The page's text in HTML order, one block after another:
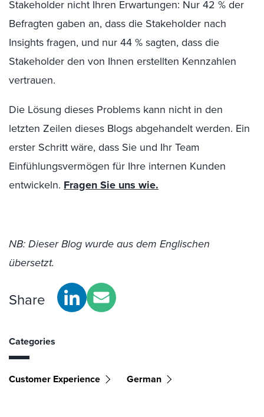
Stakeholder nicht Ihren Erwartungen: Nur 42 % der
Befragten gaben an, dass die Stakeholder nach
Insights fragen, und nur 44 % sagten, dass die
Stakeholder den von Ihnen erstellten Kennzahlen
vertrauen.
Die Lösung dieses Problems kann nicht in den
letzten Zeilen dieses Blogs abgehandelt werden. Ein
erster Schritt wäre, dass Sie und Ihr Team
Einfühlungsvermögen für Ihre internen Kunden
entwickeln. Fragen Sie uns wie.
NB: Dieser Blog wurde aus dem Englischen
übersetzt.
Share
Categories
Customer Experience German